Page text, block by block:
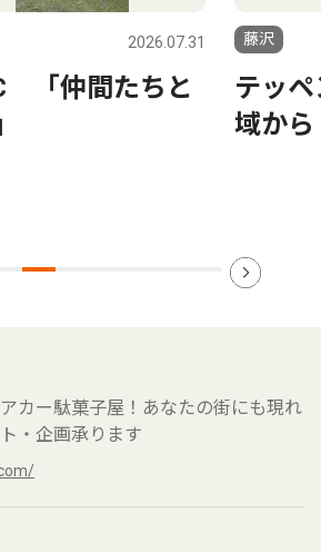
2026.07.31
「仲間たちと
藤沢
テッ
域から
カー駄菓子屋！あなたの街にも現れ
・企画承ります